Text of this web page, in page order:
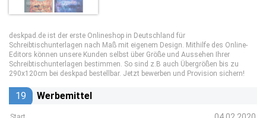
deskpad.de ist der erste Onlineshop in Deutschland für
Schreibtischunterlagen nach Maß mit eigenem Design. Mithilfe des Online-
Editors können unsere Kunden selbst über Größe und Aussehen Ihrer
Schreibtischunterlagen bestimmen. So sind z.B auch Übergrößen bis zu
290x120cm bei deskpad bestellbar. Jetzt bewerben und Provision sichern!
19 Werbemittel